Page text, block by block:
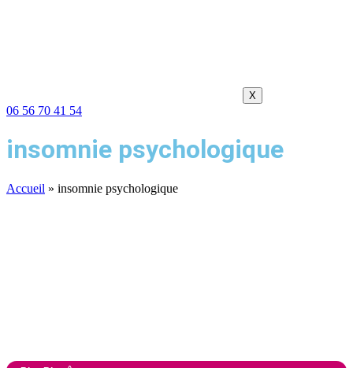
X
06 56 70 41 54
insomnie psychologique
Accueil » insomnie psychologique